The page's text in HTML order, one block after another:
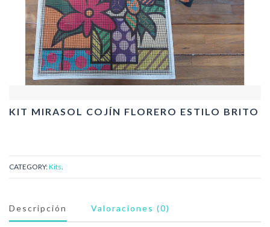
KIT MIRASOL COJÍN FLORERO ESTILO BRITO
CATEGORY:Kits.
Descripción Valoraciones (0)